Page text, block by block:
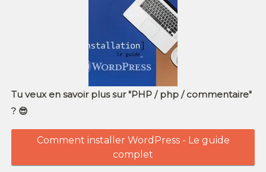
Tu veux en savoir plus sur "PHP / php / commentaire"
? 😎
Comment installer WordPress - Le guide
complet